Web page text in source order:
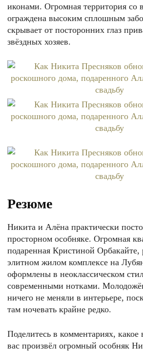
иконами. Огромная территория со
ограждена высоким сплошным
скрывает от посторонних глаз
звёздных хозяев.
Резюме
Никита и Алёна практически
просторном особняке. Огромная
подаренная Кристиной Орбакайте,
элитном жилом комплексе на
оформлены в неоклассическом
современными нотками.
ничего не меняли в интерьере,
там ночевать крайне редко.
Поделитесь в комментариях, какое
вас произвёл огромный особняк